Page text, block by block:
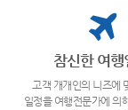
참신한 여행
고객 개개인의 니즈에
일정을 여행전문가에 의